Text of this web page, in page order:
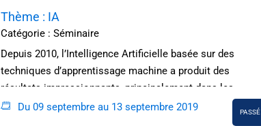
Thème : IA
Catégorie : Séminaire
Depuis 2010, l’Intelligence Artificielle basée sur des
techniques d’apprentissage machine a produit des
résultats impressionnants, principalement dans les
domaines de la reconnaissance des formes et…
Du 09 septembre au 13 septembre 2019 PASSÉ